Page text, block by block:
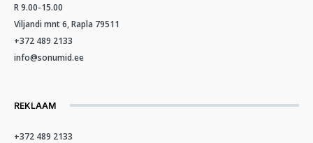
R 9.00-15.00
Viljandi mnt 6, Rapla 79511
+372 489 2133
info@sonumid.ee
REKLAAM
+372 489 2133